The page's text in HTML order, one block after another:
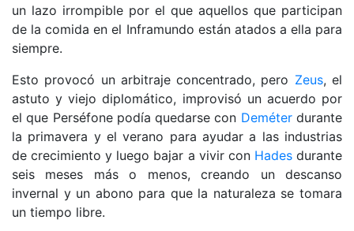
un lazo irrompible por el que aquellos que participan
de la comida en el Inframundo están atados a ella para
siempre.
Esto provocó un arbitraje concentrado, pero Zeus, el
astuto y viejo diplomático, improvisó un acuerdo por
el que Perséfone podía quedarse con Deméterdurante
la primavera y el verano para ayudar a las industrias
de crecimiento y luego bajar a vivir con Hadesdurante
seis meses más o menos, creando un descanso
invernal y un abono para que la naturaleza se tomara
un tiempo libre.